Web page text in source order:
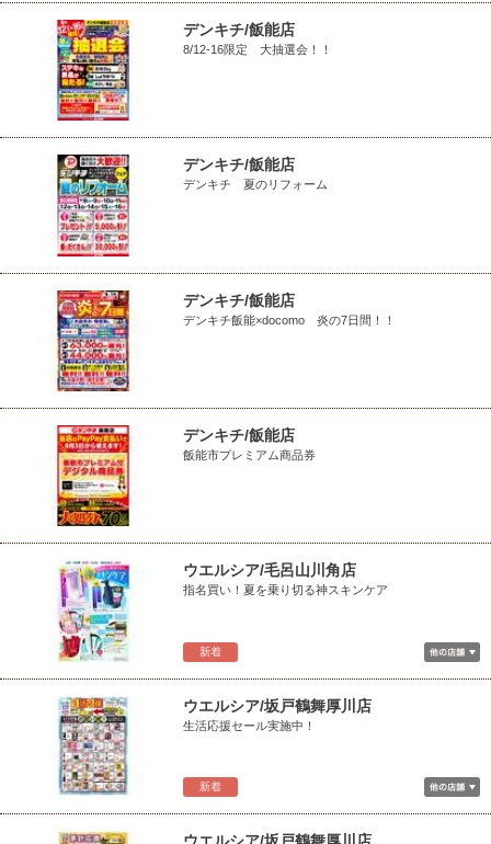
デンキチ/飯能店
8/12-16限定 大抽選会！！
デンキチ/飯能店
デンキチ 夏のリフォーム
デンキチ/飯能店
デンキチ飯能×docomo 炎の7日間！！
デンキチ/飯能店
飯能市プレミアム商品券
新着
ウエルシア/毛呂山川角店
指名買い！夏を乗り切る神スキンケア
新着
ウエルシア/坂戸鶴舞厚川店
生活応援セール実施中！